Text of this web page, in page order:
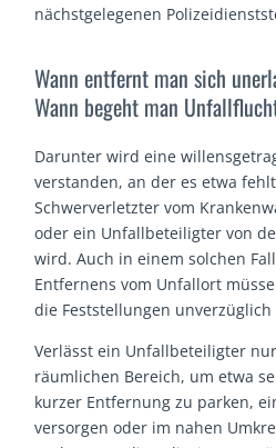
nächstgelegenen
Wann entfernt man sich
Wann begeht man
Darunter wird eine
verstanden, an der es etwa
Schwerverletzter vom
oder ein Unfallbeteiligter von
wird. Auch in einem solchen
Entfernens vom Unfallort
die Feststellungen
Verlässt ein Unfallbeteiligter
räumlichen Bereich, um etwa
kurzer Entfernung zu parken,
versorgen oder im nahen